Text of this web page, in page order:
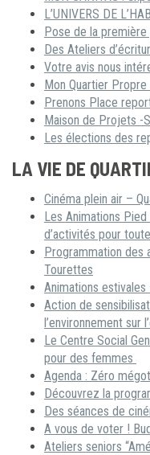
L’UNIVERS DE
Pose de la
Des Ateliers
Votre avis nous
Mon Quartier
Prenons Place
Maison de Projets -
Les élections des
LA VIE DE
Cinéma plein air –
Les Animations Pied
d’activités pour
Programmation des
Tourettes
Animations
Action de
l’environnement sur
Le Centre Social
pour des femmes
Agenda : Zéro mégot
Découvrez la
Des séances de
A vous de voter !
Ateliers seniors